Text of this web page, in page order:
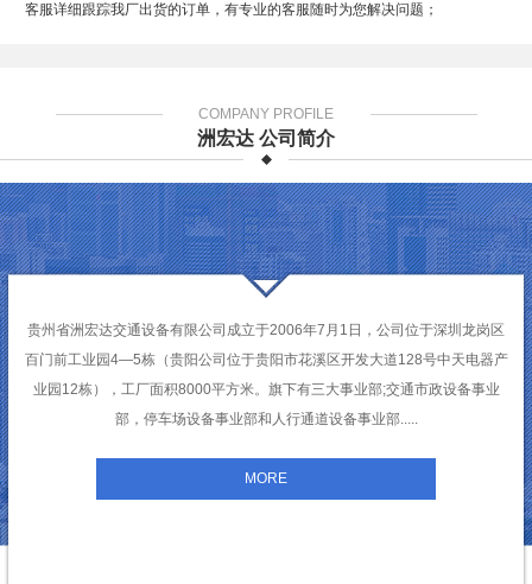
客服详细跟踪我厂出货的订单，有专业的客服随时为您解决问题；
COMPANY PROFILE
洲宏达 公司简介
贵州省洲宏达交通设备有限公司成立于2006年7月1日，公司位于深圳龙岗区
百门前工业园4—5栋（贵阳公司位于贵阳市花溪区开发大道128号中天电器产
业园12栋），工厂面积8000平方米。旗下有三大事业部;交通市政设备事业
部，停车场设备事业部和人行通道设备事业部.....
MORE